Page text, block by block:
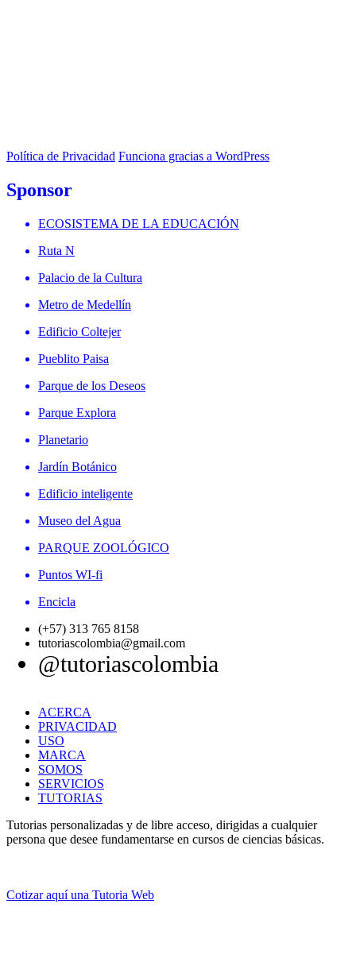
Política de Privacidad Funciona gracias a WordPress
Sponsor
ECOSISTEMA DE LA EDUCACIÓN
Ruta N
Palacio de la Cultura
Metro de Medellín
Edificio Coltejer
Pueblito Paisa
Parque de los Deseos
Parque Explora
Planetario
Jardín Botánico
Edificio inteligente
Museo del Agua
PARQUE ZOOLÓGICO
Puntos WI-fi
Encicla
(+57) 313 765 8158
tutoriascolombia@gmail.com
@tutoriascolombia
ACERCA
PRIVACIDAD
USO
MARCA
SOMOS
SERVICIOS
TUTORIAS
Tutorias personalizadas y de libre acceso, dirigidas a cualquier
persona que desee fundamentarse en cursos de ciencias básicas.
Cotizar aquí una Tutoria Web